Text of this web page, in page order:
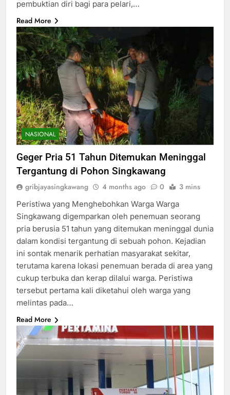
pembuktian diri bagi para pelari,…
Read More
NASIONAL
Geger Pria 51 Tahun Ditemukan Meninggal
Tergantung di Pohon Singkawang
gribjayasingkawang 4 months ago 0 3 mins
Peristiwa yang Menghebohkan Warga Warga
Singkawang digemparkan oleh penemuan seorang
pria berusia 51 tahun yang ditemukan meninggal dunia
dalam kondisi tergantung di sebuah pohon. Kejadian
ini sontak menarik perhatian masyarakat sekitar,
terutama karena lokasi penemuan berada di area yang
cukup terbuka dan kerap dilalui warga. Peristiwa
tersebut pertama kali diketahui oleh warga yang
melintas pada…
Read More